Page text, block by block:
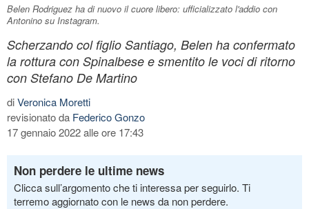
Belen Rodriguez ha di nuovo il cuore libero: ufficializzato l'addio con
Antonino su Instagram.
Scherzando col figlio Santiago, Belen ha confermato
la rottura con Spinalbese e smentito le voci di ritorno
con Stefano De Martino
diVeronica Moretti
revisionato da Federico Gonzo
17 gennaio 2022 alle ore 17:43
Non perdere le ultime news
Clicca sull’argomento che ti interessa per seguirlo. Ti
terremo aggiornato con le news da non perdere.